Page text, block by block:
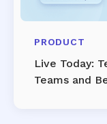
PRODUCT
Live Today:
Teams and